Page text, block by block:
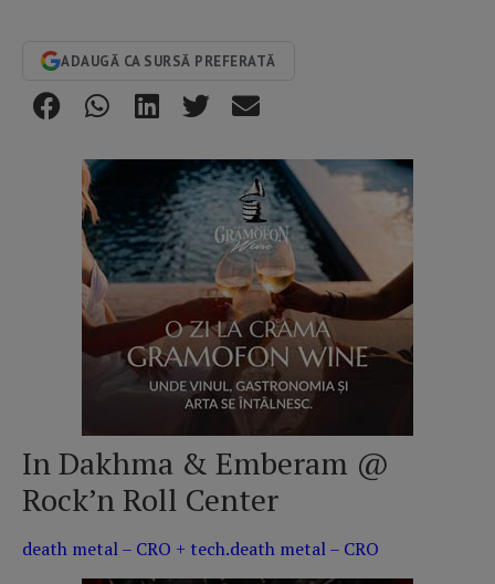
ADAUGĂ CA SURSĂ PREFERATĂ
In Dakhma & Emberam @
Rock’n Roll Center
death metal – CRO + tech.death metal – CRO